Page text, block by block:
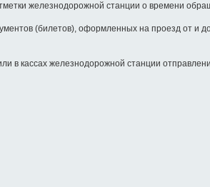
железнодорожной станции о времени
(билетов), оформленных на проезд от и
в кассах железнодорожной станции